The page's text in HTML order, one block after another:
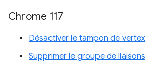
Chrome 117
Désactiver le tampon de vertex
Supprimer le groupe de liaisons